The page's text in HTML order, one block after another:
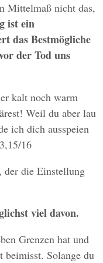
Mittelmaß nicht das,
ist ein
das Bestmögliche
der Tod uns
kalt noch warm
Weil du aber lau
ich dich ausspeien
16
die Einstellung
viel davon.
Grenzen hat und
beimisst. Solange du